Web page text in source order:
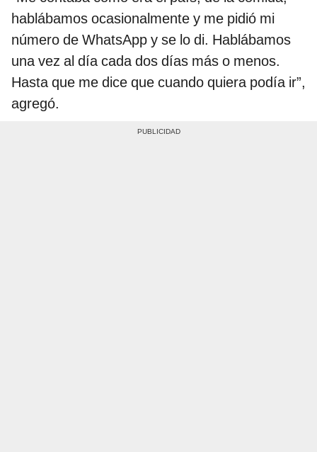
hablábamos ocasionalmente y me pidió mi
número de WhatsApp y se lo di. Hablábamos
una vez al día cada dos días más o menos.
Hasta que me dice que cuando quiera podía ir”,
agregó.